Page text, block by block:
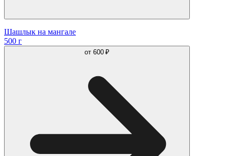
Шашлык на мангале
500 г
от 600 ₽